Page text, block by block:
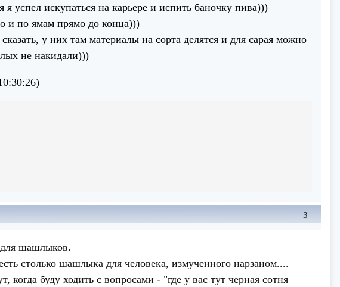
успел искупаться на карьере и испить баночку пива)))
и по ямам прямо до конца)))
у них там материалы на сорта делятся и для сарая можно
не накидали)))
3
для шашлыков.
столько шашлыка для человека, измученного нарзаном....
буду ходить с вопросами - "где у вас тут черная сотня